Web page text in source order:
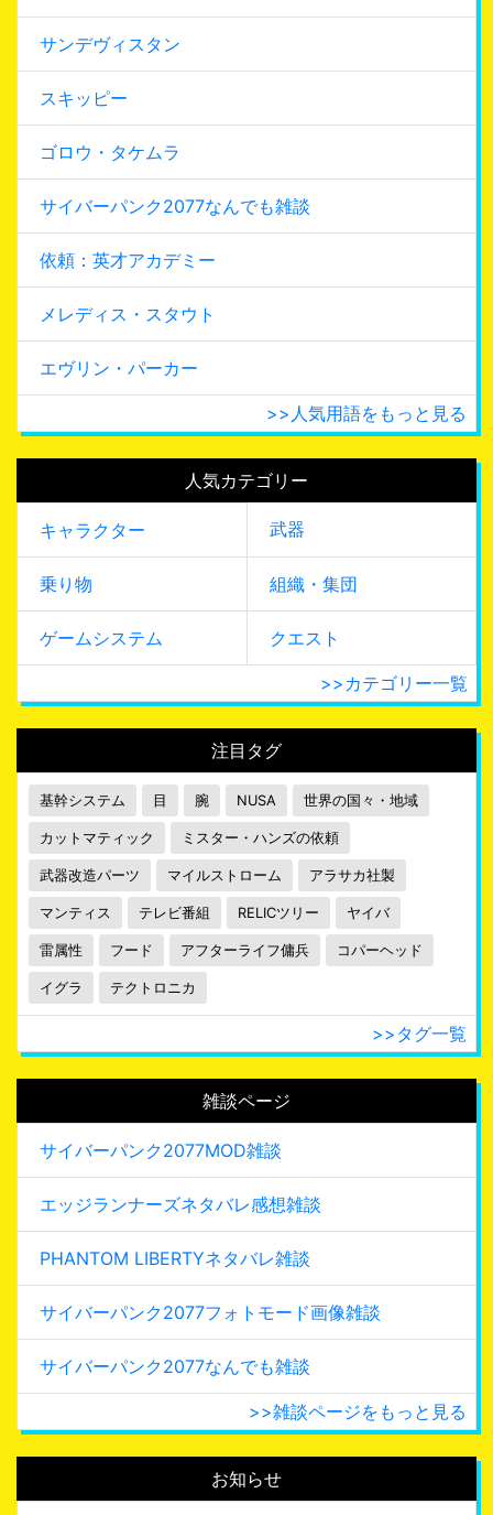
サンデヴィスタン
スキッピー
ゴロウ・タケムラ
サイバーパンク2077なんでも雑談
依頼：英才アカデミー
メレディス・スタウト
エヴリン・パーカー
>>人気用語をもっと見る
人気カテゴリー
キャラクター 武器
乗り物 組織・集団
ゲームシステム クエスト
>>カテゴリー一覧
注目タグ
基幹システム 目 腕 NUSA 世界の国々・地域
カットマティック ミスター・ハンズの依頼
武器改造パーツ マイルストローム アラサカ社製
マンティス テレビ番組 RELICツリー ヤイバ
雷属性 フード アフターライフ傭兵 コパーヘッド
イグラ テクトロニカ
>>タグ一覧
雑談ページ
サイバーパンク2077MOD雑談
エッジランナーズネタバレ感想雑談
PHANTOM LIBERTYネタバレ雑談
サイバーパンク2077フォトモード画像雑談
サイバーパンク2077なんでも雑談
>>雑談ページをもっと見る
お知らせ